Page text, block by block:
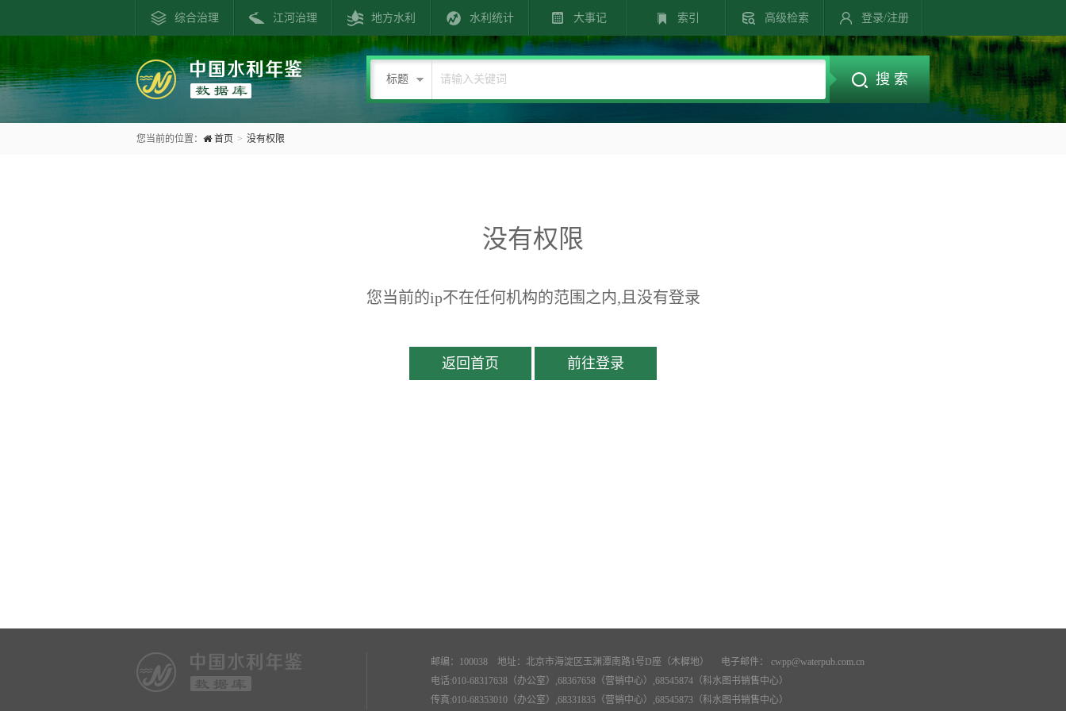
综合治理 江河治理 地方水利 水利统计 大事记 索引 高级检索 登录/注册
标题 搜 索
您当前的位置： 首页 > 没有权限
没有权限
您当前的ip不在任何机构的范围之内,且没有登录
返回首页 前往登录
邮编：100038 地址：北京市海淀区玉渊潭南路1号D座（木樨地） 电子邮件： cwpp@waterpub.com.cn
电话:010-68317638（办公室）,68367658（营销中心）,68545874（科水图书销售中心）
传真:010-68353010（办公室）,68331835（营销中心）,68545873（科水图书销售中心）